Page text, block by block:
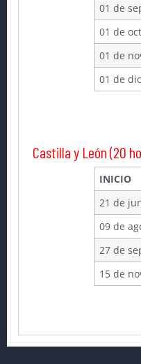
01 de
01 de
01 de
01 de
Castilla y León (20
INICIO
21 de
09 de
27 de
15 de